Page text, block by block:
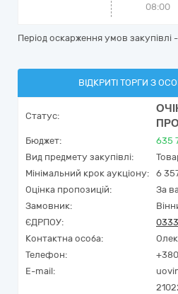
08:00
Період оскарження умов закупівлі
ВІДКРИТІ ТОРГИ З
Статус:
Бюджет: 635
Вид предмету закупівлі:
Мінімальний крок аукціону:
6
Оцінка пропозицій:
За
Замовник:
ЄДРПОУ:
Контактна особа:
Телефон:
E-mail: